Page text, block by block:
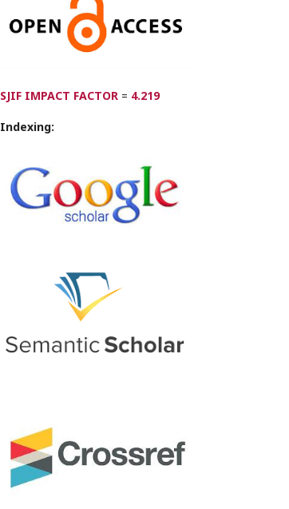
SJIF IMPACT FACTOR = 4.219
Indexing: